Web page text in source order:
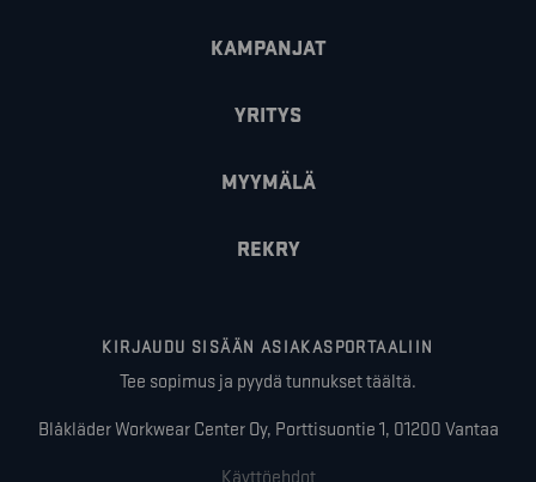
KAMPANJAT
YRITYS
MYYMÄLÄ
REKRY
KIRJAUDU SISÄÄN ASIAKASPORTAALIIN
Tee sopimus ja pyydä tunnukset täältä.
Blåkläder Workwear Center Oy, Porttisuontie 1, 01200 Vantaa
Käyttöehdot